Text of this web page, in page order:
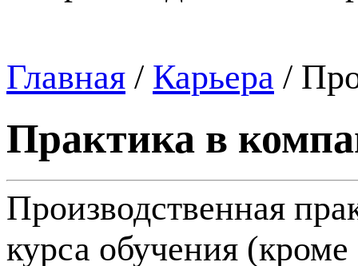
Главная / Карьера /
Практика в
Производственная
курса обучения (кроме